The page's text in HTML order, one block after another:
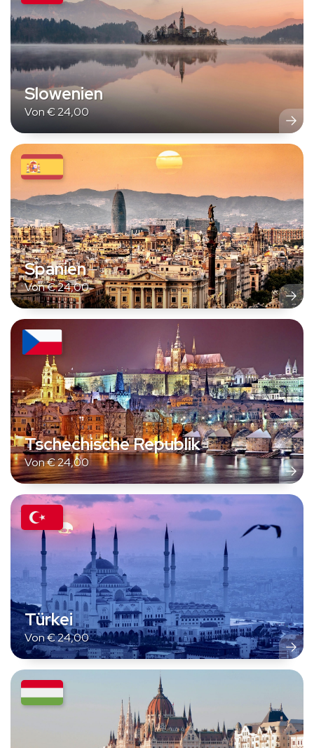
Slowenien
Von€24,00
Spanien
Von€24,00
Tschechische Republik
Von€24,00
Türkei
Von€24,00